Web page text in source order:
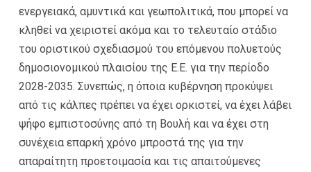
ενεργειακά, αμυντικά και γεωπολιτικά, που μπορεί να
κληθεί να χειριστεί ακόμα και το τελευταίο στάδιο
του οριστικού σχεδιασμού του επόμενου πολυετούς
δημοσιονομικού πλαισίου της E.E. για την περίοδο
2028-2035. Συνεπώς, η όποια κυβέρνηση προκύψει
από τις κάλπες πρέπει να έχει ορκιστεί, να έχει λάβει
ψήφο εμπιστοσύνης από τη Βουλή και να έχει στη
συνέχεια επαρκή χρόνο μπροστά της για την
απαραίτητη προετοιμασία και τις απαιτούμενες